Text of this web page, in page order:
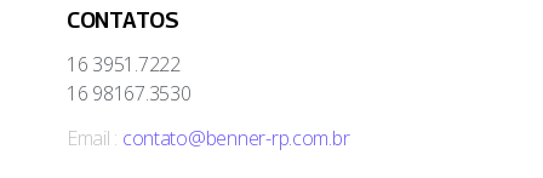
CONTATOS
16 3951.7222
16 98167.3530
Email : contato@benner-rp.com.br